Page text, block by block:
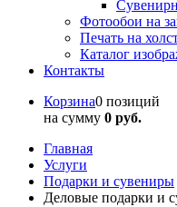
Фотообои на
Печать на
Каталог
Контакты
Корзина0 позиций
на сумму 0 руб.
Главная
Услуги
Подарки и сувениры
Деловые подарки и